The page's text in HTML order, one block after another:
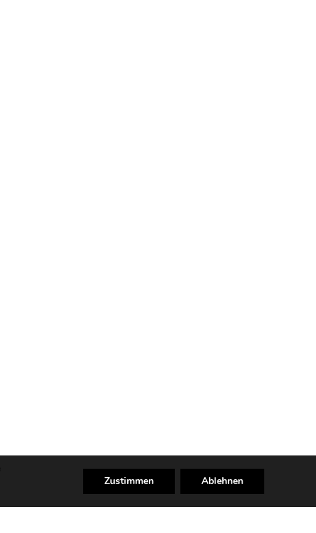
Zustimmen Ablehnen